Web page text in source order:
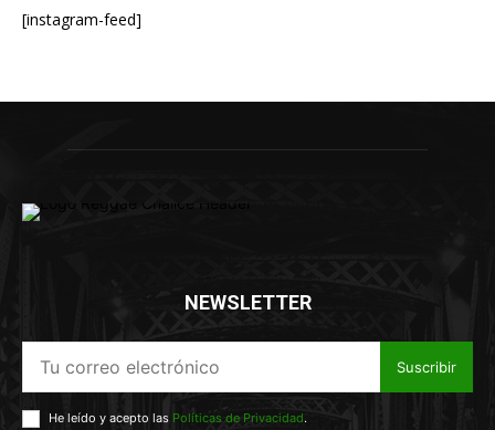
[instagram-feed]
NEWSLETTER
Suscribir
He leído y acepto las Políticas de Privacidad.